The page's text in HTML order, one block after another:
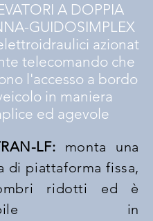
A DOPPIA
GUIDOSIMPLEX
azionat
telecomando che
l'accesso a bordo
in maniera
ed agevole
LF: monta una
di piattaforma fissa,
ridotti ed è
in